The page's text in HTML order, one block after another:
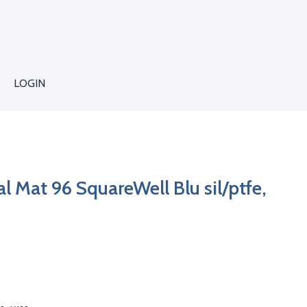
LOGIN
Mat 96 SquareWell Blu sil/ptfe,